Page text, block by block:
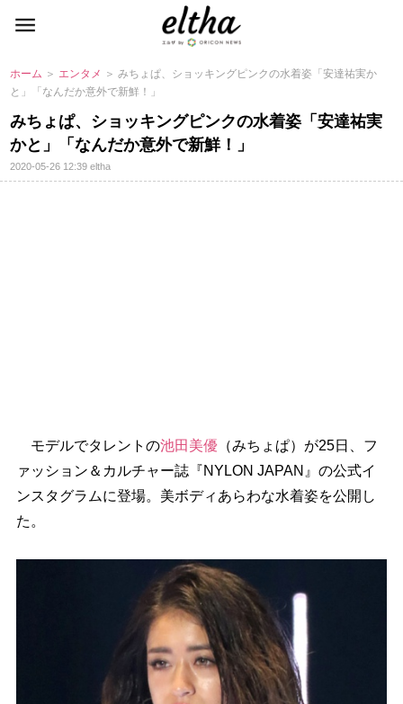
ホーム ＞ エンタメ ＞ みちょぱ、ショッキングピンクの水着姿「安達祐実か
と」「なんだか意外で新鮮！」
みちょぱ、ショッキングピンクの水着姿「安達祐実
かと」「なんだか意外で新鮮！」
2020-05-26 12:39eltha
モデルでタレントの池田美優（みちょぱ）が25日、フ
ァッション＆カルチャー誌『NYLON JAPAN』の公式イ
ンスタグラムに登場。美ボディあらわな水着姿を公開し
た。